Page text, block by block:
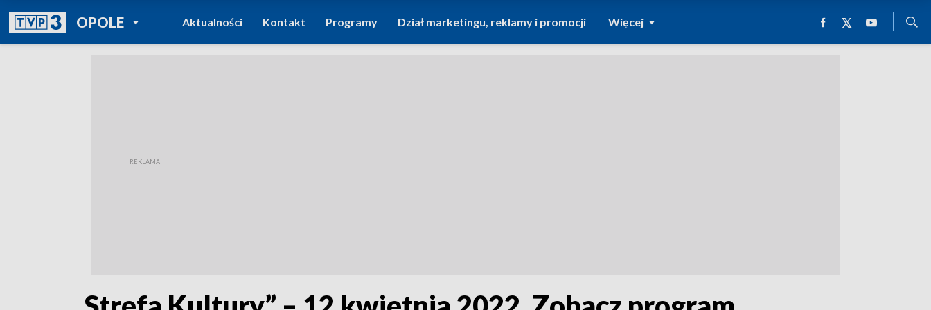
OPOLEPOWRÓT DO
TVP REGIONY
Aktualności Kontakt Programy Dział marketingu, reklamy i promocji Więcej